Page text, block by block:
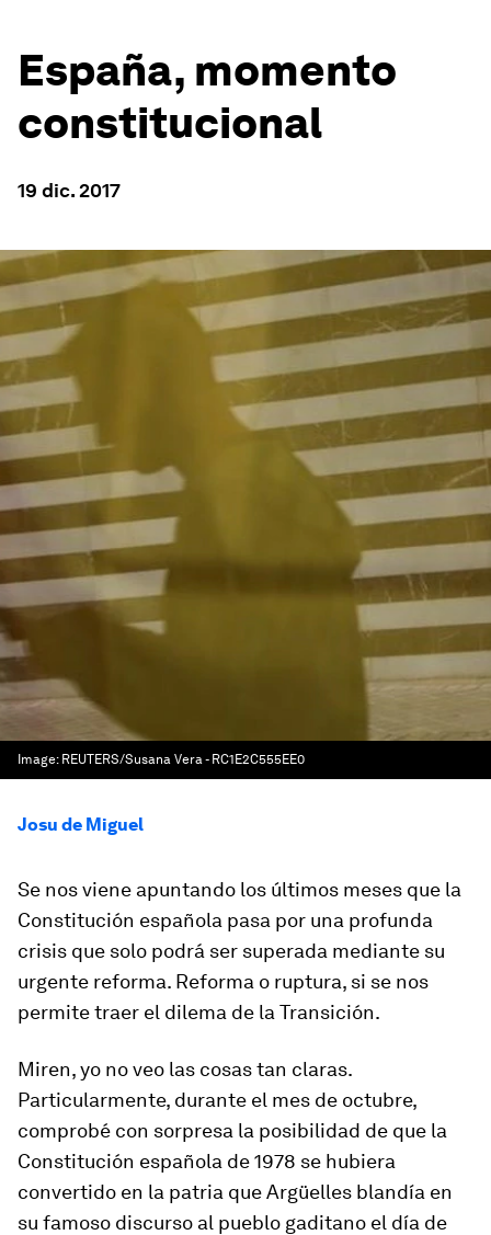
España, momento
constitucional
19 dic. 2017
Image: REUTERS/Susana Vera - RC1E2C555EE0
Josu de Miguel
Se nos viene apuntando los últimos meses que la
Constitución española pasa por una profunda
crisis que solo podrá ser superada mediante su
urgente reforma. Reforma o ruptura, si se nos
permite traer el dilema de la Transición.
Miren, yo no veo las cosas tan claras.
Particularmente, durante el mes de octubre,
comprobé con sorpresa la posibilidad de que la
Constitución española de 1978 se hubiera
convertido en la patria que Argüelles blandía en
su famoso discurso al pueblo gaditano el día de